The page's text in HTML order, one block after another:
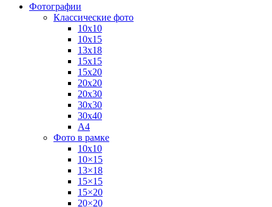
Фотографии
Классические фото
10х10
10х15
13х18
15х15
15х20
20х20
20х30
30х30
30х40
А4
Фото в рамке
10х10
10×15
13×18
15×15
15×20
20×20